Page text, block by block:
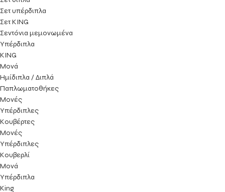
Σετ υπέρδιπλα
Σετ KING
Σεντόνια μεμονωμένα
Υπέρδιπλα
KING
Μονά
Ημίδιπλα / Διπλά
Παπλωματοθήκες
Μονές
Υπέρδιπλες
Κουβέρτες
Μονές
Υπέρδιπλες
Κουβερλί
Μονά
Υπέρδιπλα
King